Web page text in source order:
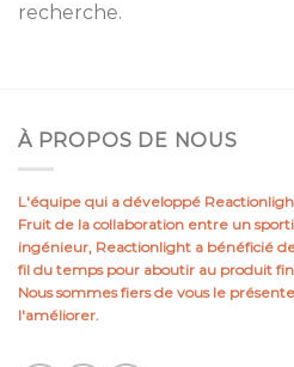
recherche.
À PROPOS DE NOUS
L'équipe qui a développé
Fruit de la collaboration entre un
ingénieur, Reactionlight a bénéficié
fil du temps pour aboutir au produit
Nous sommes fiers de vous le
l'améliorer.